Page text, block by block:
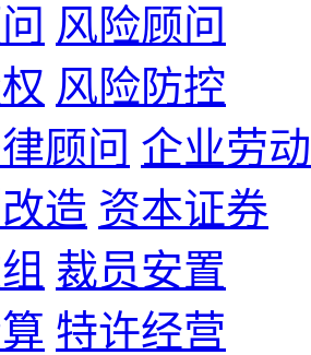
风险顾问
风险防控
顾问 企业劳
造 资本证券
裁员安置
特许经营